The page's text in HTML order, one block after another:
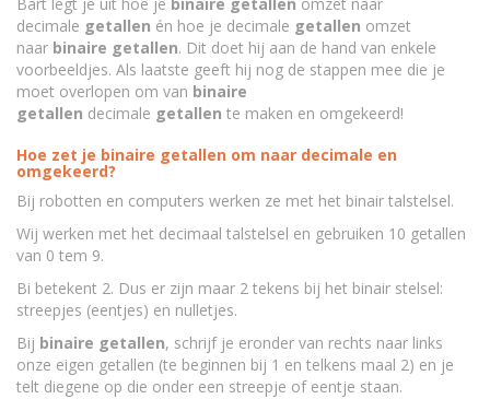
decimale getallen én hoe je decimale getallen omzet
naar binaire getallen. Dit doet hij aan de hand van enkele
voorbeeldjes. Als laatste geeft hij nog de stappen mee die je
moet overlopen om van binaire
getallen decimale getallen te maken en omgekeerd!
Hoe zet je binaire getallen om naar decimale en
omgekeerd?
Bij robotten en computers werken ze met het binair talstelsel.
Wij werken met het decimaal talstelsel en gebruiken 10 getallen
van 0 tem 9.
Bi betekent 2. Dus er zijn maar 2 tekens bij het binair stelsel:
streepjes (eentjes) en nulletjes.
Bij binaire getallen, schrijf je eronder van rechts naar links
onze eigen getallen (te beginnen bij 1 en telkens maal 2) en je
telt diegene op die onder een streepje of eentje staan.